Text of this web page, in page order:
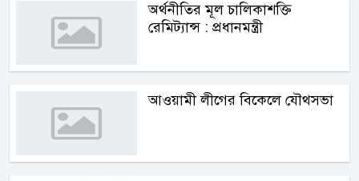
অর্থনীতির মূল চালিকাশক্তি
রেমিট্যান্স : প্রধানমন্ত্রী
আওয়ামী লীগের বিকেলে যৌথসভা